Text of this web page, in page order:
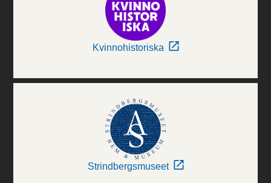
Kvinnohistoriska
Strindbergsmuseet